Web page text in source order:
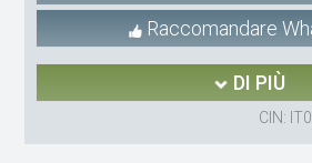
Raccomandare
DI PIÙ
CIN: